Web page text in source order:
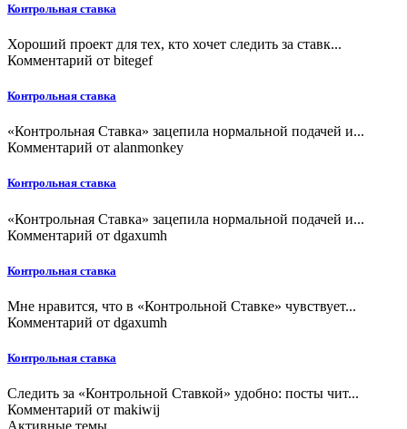
Контрольная ставка
Хороший проект для тех, кто хочет следить за ставк...
Комментарий от bitegef
Контрольная ставка
«Контрольная Ставка» зацепила нормальной подачей и...
Комментарий от alanmonkey
Контрольная ставка
«Контрольная Ставка» зацепила нормальной подачей и...
Комментарий от dgaxumh
Контрольная ставка
Мне нравится, что в «Контрольной Ставке» чувствует...
Комментарий от dgaxumh
Контрольная ставка
Следить за «Контрольной Ставкой» удобно: посты чит...
Комментарий от makiwij